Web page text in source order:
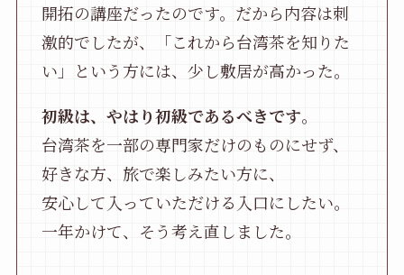
開拓の講座だったのです。だから内容は刺
激的でしたが、「これから台湾茶を知りた
い」という方には、少し敷居が高かった。
初級は、やはり初級であるべきです。
台湾茶を一部の専門家だけのものにせず、
好きな方、旅で楽しみたい方に、
安心して入っていただける入口にしたい。
一年かけて、そう考え直しました。